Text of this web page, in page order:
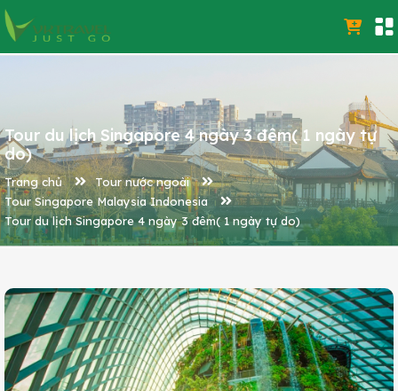
Tour du lịch Singapore 4 ngày 3 đêm( 1 ngày tự
do)
Trang chủ
Tour nước ngoài
Tour Singapore Malaysia Indonesia
Tour du lịch Singapore 4 ngày 3 đêm( 1 ngày tự do)